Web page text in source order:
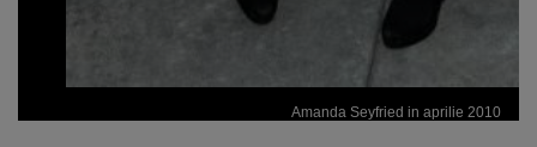
Amanda Seyfried in aprilie 2010